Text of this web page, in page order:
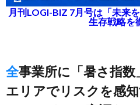
月刊LOGI-BIZ 7月号は「未来
生存戦略を
全事業所に「暑さ指数」測定器設置、一部
エリアでリスクを感